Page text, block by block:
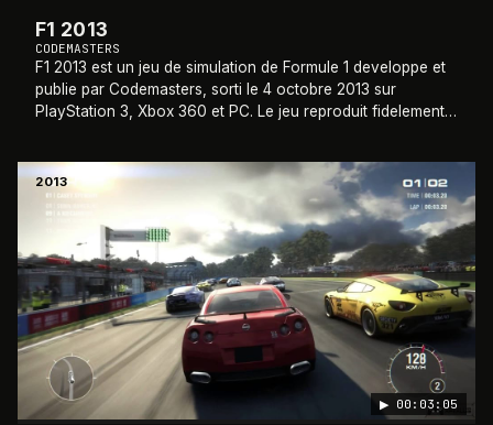
F1 2013
CODEMASTERS
F1 2013 est un jeu de simulation de Formule 1 developpe et
publie par Codemasters, sorti le 4 octobre 2013 sur
PlayStation 3, Xbox 360 et PC. Le jeu reproduit fidelement
2013
▶ 00:03:05